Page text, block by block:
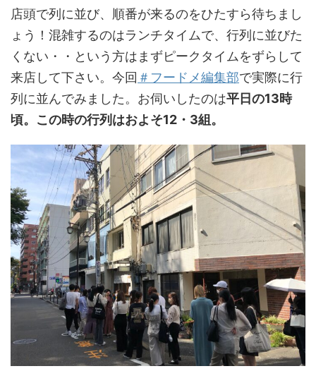
店頭で列に並び、順番が来るのをひたすら待ちまし
ょう！混雑するのはランチタイムで、行列に並びた
くない・・という方はまずピークタイムをずらして
来店して下さい。今回 ＃フードメ編集部で実際に行
列に並んでみました。お伺いしたのは平日の13時
頃。この時の行列はおよそ12・3組。